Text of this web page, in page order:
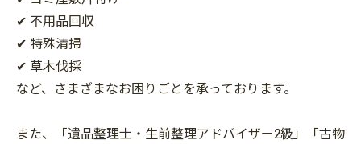
✔ 不用品回収
✔ 特殊清掃
✔ 草木伐採
など、さまざまなお困りごとを承っております。
また、「遺品整理士・生前整理アドバイザー2級」「古物